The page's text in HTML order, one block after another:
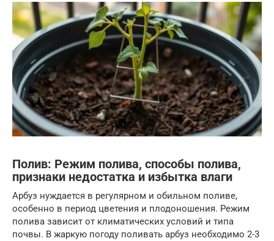
Полив: Режим полива, способы полива,
признаки недостатка и избытка влаги
Арбуз нуждается в регулярном и обильном поливе,
особенно в период цветения и плодоношения. Режим
полива зависит от климатических условий и типа
почвы. В жаркую погоду поливать арбуз необходимо 2-3